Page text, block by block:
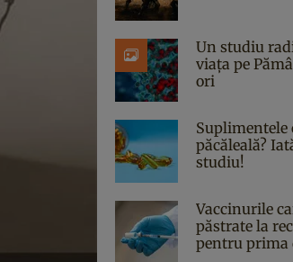
Un studiu
viața pe
ori
Suplimentele
păcăleală?
studiu!
Vaccinurile
păstrate la
pentru prima